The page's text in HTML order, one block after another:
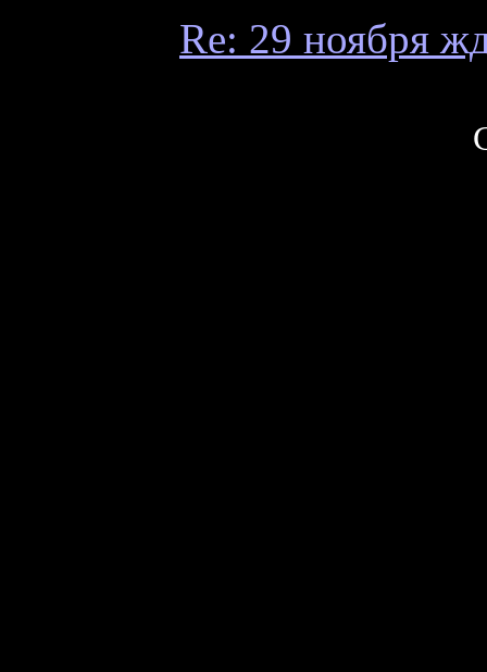
Re: 29 ноября